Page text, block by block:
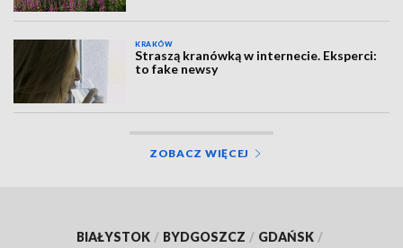
KRAKÓW
Straszą kranówką w internecie. Eksperci:
to fake newsy
ZOBACZ WIĘCEJ
BIAŁYSTOK / BYDGOSZCZ / GDAŃSK /